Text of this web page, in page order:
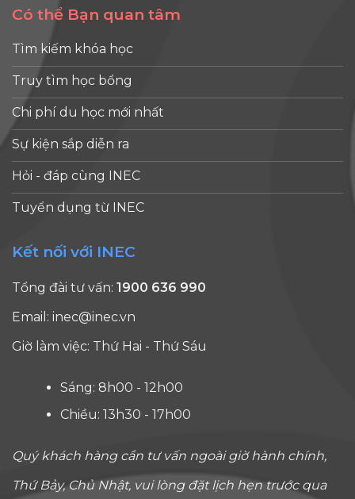
Có thể Bạn quan tâm
Tìm kiếm khóa học
Truy tìm học bổng
Chi phí du học mới nhất
Sự kiện sắp diễn ra
Hỏi - đáp cùng INEC
Tuyển dụng từ INEC
Kết nối với INEC
Tổng đài tư vấn: 1900 636 990
Email: inec@inec.vn
Giờ làm việc: Thứ Hai - Thứ Sáu
Sáng: 8h00 - 12h00
Chiều: 13h30 - 17h00
Quý khách hàng cần tư vấn ngoài giờ hành chính,
Thứ Bảy, Chủ Nhật, vui lòng đặt lịch hẹn trước qua